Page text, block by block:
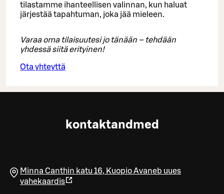
tilastamme ihanteellisen valinnan, kun haluat
järjestää tapahtuman, joka jää mieleen.
Varaa oma tilaisuutesi jo tänään – tehdään
yhdessä siitä erityinen!
Ota yhteyttä
kontaktandmed
Minna Canthin katu 16, KuopioAvaneb uues
vahekaardis